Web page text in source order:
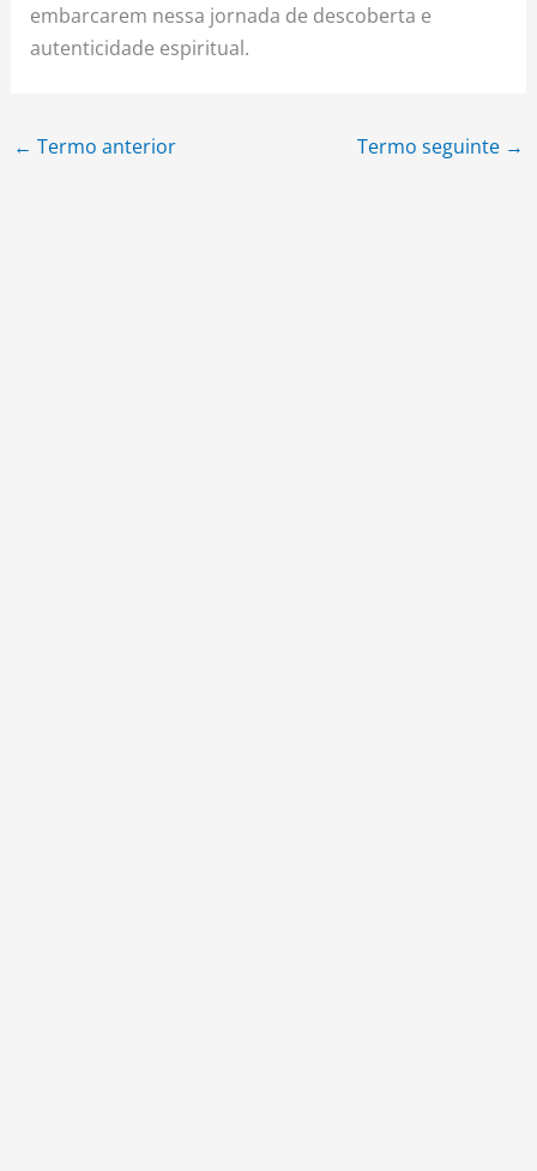
embarcarem nessa jornada de descoberta e
autenticidade espiritual.
← Termo anterior Termo seguinte →